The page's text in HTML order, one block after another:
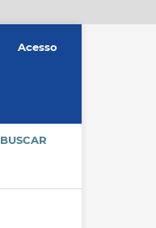
BUSCAR
Acesso